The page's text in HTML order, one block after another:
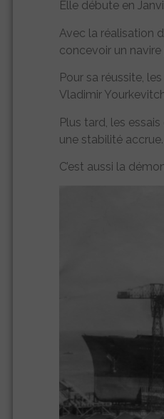
Elle débute en
Avec la réalisation
concevoir un
Pour sa réussite,
Vladimir
Plus tard, les
une stabilité accrue.
C’est aussi la